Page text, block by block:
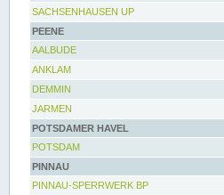
SACHSENHAUSEN UP
PEENE
AALBUDE
ANKLAM
DEMMIN
JARMEN
POTSDAMER HAVEL
POTSDAM
PINNAU
PINNAU-SPERRWERK BP